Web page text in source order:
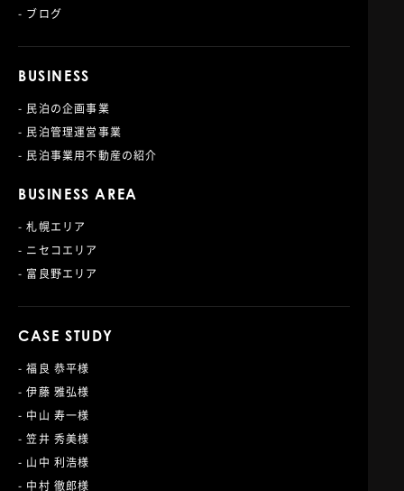
- ブログ
BUSINESS
- 民泊の企画事業
- 民泊管理運営事業
- 民泊事業用不動産の紹介
BUSINESS AREA
- 札幌エリア
- ニセコエリア
- 富良野エリア
CASE STUDY
- 福良 恭平様
- 伊藤 雅弘様
- 中山 寿一様
- 笠井 秀美様
- 山中 利浩様
- 中村 徹郎様